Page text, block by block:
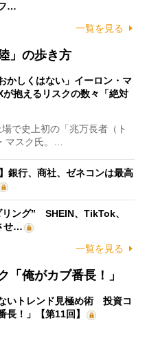
…
一覧を見る
」の歩き方
かしくはない」イーロン・マ
が抱えるリスクの数々「絶対
で史上初の「兆万長者（ト
マスク氏。…
銀行、商社、ゼネコンは最高
ング” SHEIN、TikTok、
せ…
一覧を見る
「俺がカブ番長！」
いトレンド見極め術 投資コ
長！」【第11回】